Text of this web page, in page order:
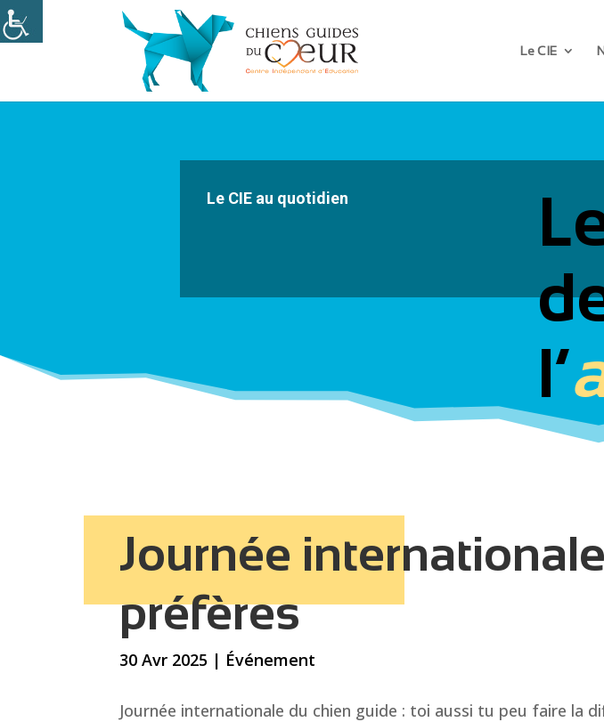
Le CIE
Le CIE au quotidien
l’
Journée
préfères
30 Avr 2025 | Événement
Journée internationale du chien guide : toi aussi tu peu faire la